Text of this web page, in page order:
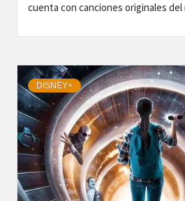
cuenta con canciones originales
DISNEY+